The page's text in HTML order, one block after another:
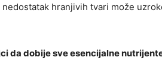
hranjivih tvari može
da dobije sve esencijalne